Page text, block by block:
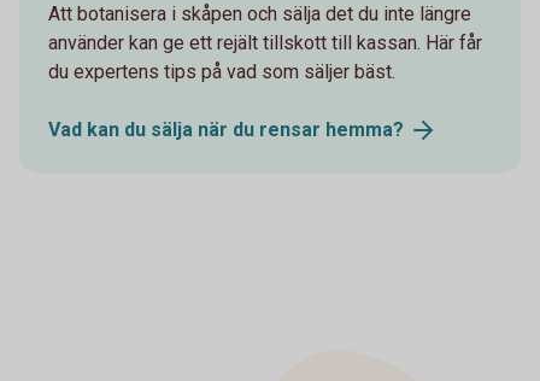
Att botanisera i skåpen och sälja det du inte längre
använder kan ge ett rejält tillskott till kassan. Här får
du expertens tips på vad som säljer bäst.
Vad kan du sälja när du rensar hemma?